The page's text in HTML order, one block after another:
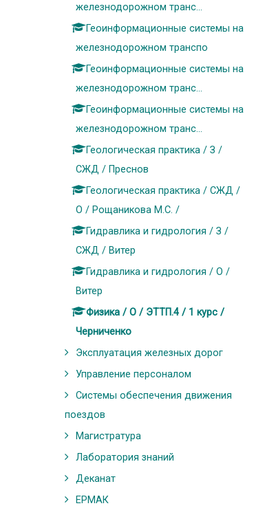
железнодорожном транс...
Геоинформационные системы на
железнодорожном транспо
Геоинформационные системы на
железнодорожном транс...
Геоинформационные системы на
железнодорожном транс...
Геологическая практика / З /
СЖД / Преснов
Геологическая практика / СЖД /
О / Рощаникова М.С. /
Гидравлика и гидрология / З /
СЖД / Витер
Гидравлика и гидрология / О /
Витер
Физика / О / ЭТТП.4 / 1 курс /
Черниченко
Эксплуатация железных дорог
Управление персоналом
Системы обеспечения движения
поездов
Магистратура
Лаборатория знаний
Деканат
ЕРМАК